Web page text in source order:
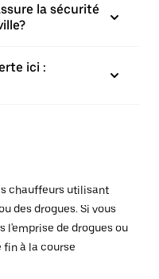
la sécurité
ici :
chauffeurs utilisant
des drogues. Si vous
l'emprise de drogues ou
à la course